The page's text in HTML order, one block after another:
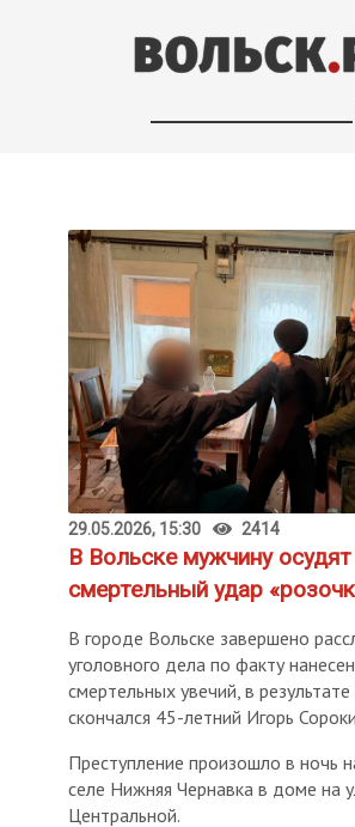
29.05.2026, 15:30 2414
В Вольске мужчину
смертельный удар
В городе Вольске завершено
уголовного дела по факту
смертельных увечий, в
скончался 45-летний Игорь
Преступление произошло в ночь
селе Нижняя Чернавка в доме на
Центральной.